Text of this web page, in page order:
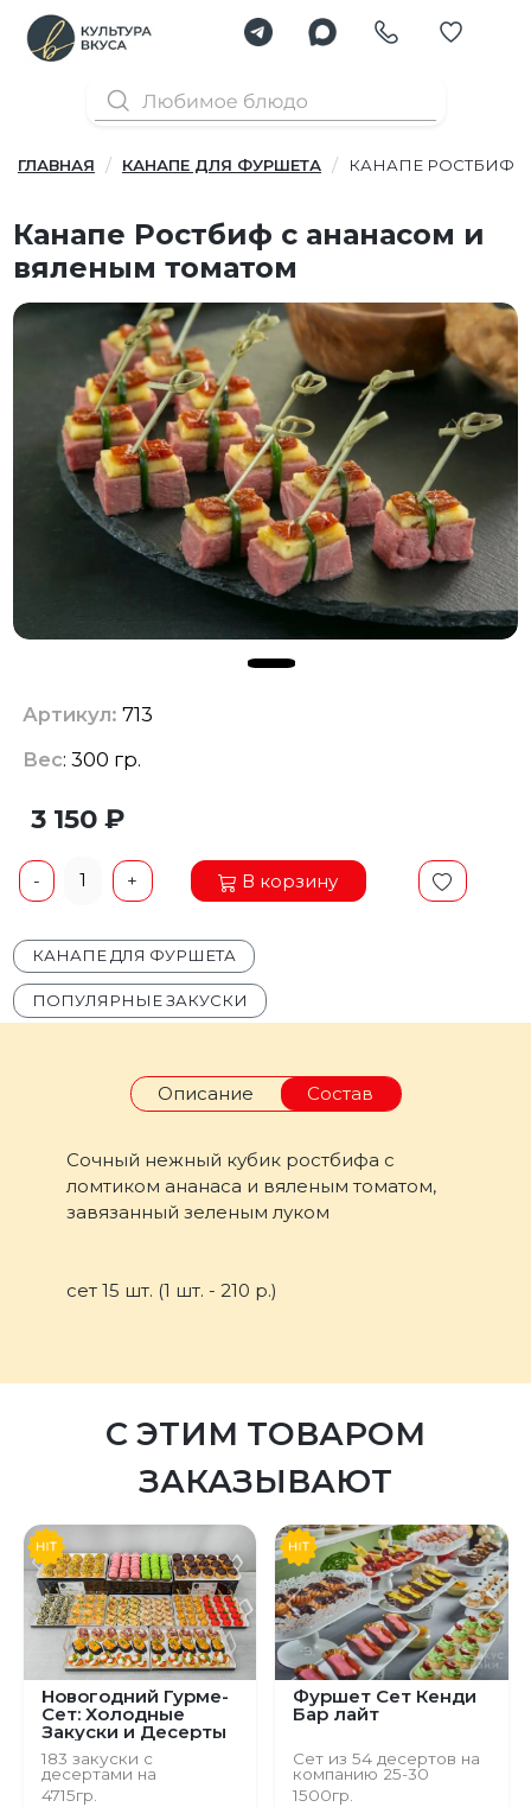
ГЛАВНАЯ КАНАПЕ ДЛЯ ФУРШЕТА КАНАПЕ РОСТБИФ
Канапе Ростбиф с ананасом и
вяленым томатом
Артикул: 713
Вес: 300 гр.
3 150 ₽
- 1 + В корзину
КАНАПЕ ДЛЯ ФУРШЕТА
ПОПУЛЯРНЫЕ ЗАКУСКИ
Описание Состав
Сочный нежный кубик ростбифа с
ломтиком ананаса и вяленым томатом,
завязанный зеленым луком
сет 15 шт. (1 шт. - 210 р.)
С ЭТИМ ТОВАРОМ
ЗАКАЗЫВАЮТ
Новогодний Гурме-
Сет: Холодные
Закуски и Десерты
183 закуски с
десертами на
компанию
4715гр.
Предыдущий
Фуршет Cет Кенди
Бар лайт
Сет из 54 десертов на
компанию 25-30
персон
1500гр.